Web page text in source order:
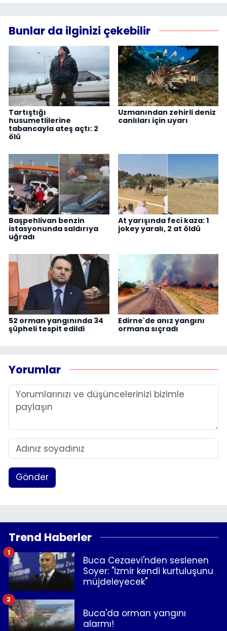
Bunlar da ilginizi çekebilir
Tartıştığı
husumetlilerine
tabancayla ateş açtı: 2
ölü
Uzmanından zehirli deniz
canlıları için uyarı
Başpehlivan benzin
istasyonunda saldırıya
uğradı
At yarışında feci kaza: 1
jokey yaralı, 2 at öldü
52 orman yangınında 34
şüpheli tespit edildi
Edirne'de anız yangını
ormana sıçradı
Yorumlar
Gönder
Trend Haberler
Buca Cezaevi'nden seslenen
Soyer: "İzmir kendi kurtuluşunu
müjdeleyecek"
1
Buca'da orman yangını
alarmı!
2